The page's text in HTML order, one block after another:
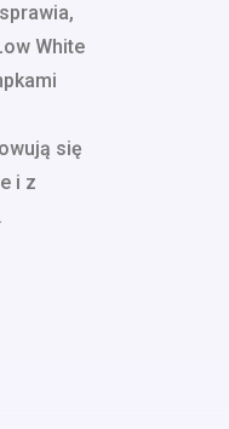
White
się
i z